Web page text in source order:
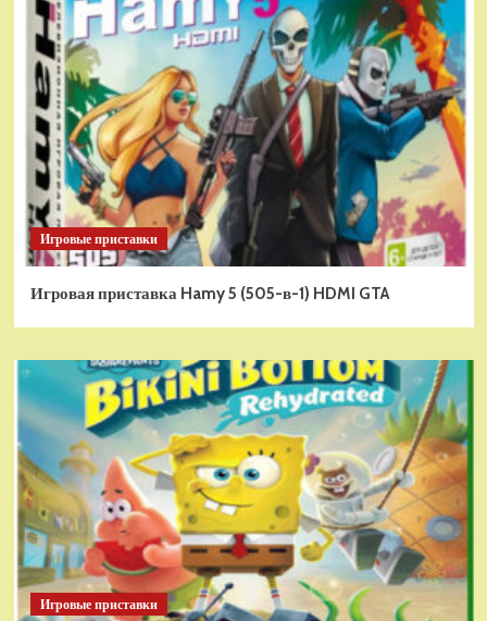
Игровые приставки
Игровая приставка Hamy 5 (505-в-1) HDMI GTA
Игровые приставки